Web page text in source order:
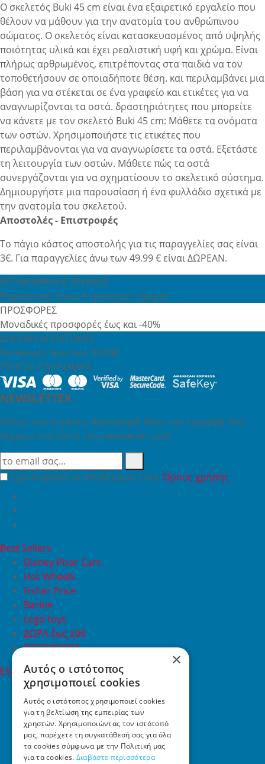
Ο σκελετός Buki 45 cm είναι ένα εξαιρετικό εργαλείο που
θέλουν να μάθουν για την ανατομία του ανθρώπινου
σώματος. Ο σκελετός είναι κατασκευασμένος από υψηλής
ποιότητας υλικά και έχει ρεαλιστική υφή και χρώμα. Eίναι
πλήρως αρθρωμένος, επιτρέποντας στα παιδιά να τον
τοποθετήσουν σε οποιαδήποτε θέση. και περιλαμβάνει μια
βάση για να στέκεται σε ένα γραφείο και ετικέτες για να
αναγνωρίζονται τα οστά. δραστηριότητες που μπορείτε
να κάνετε με τον σκελετό Buki 45 cm: Μάθετε τα ονόματα
των οστών. Χρησιμοποιήστε τις ετικέτες που
περιλαμβάνονται για να αναγνωρίσετε τα οστά. Εξετάστε
τη λειτουργία των οστών. Μάθετε πώς τα οστά
συνεργάζονται για να σχηματίσουν το σκελετικό σύστημα.
Δημιουργήστε μια παρουσίαση ή ένα φυλλάδιο σχετικά με
την ανατομία του σκελετού.
Αποστολές - Επιστροφές
Το πάγιο κόστος αποστολής για τις παραγγελίες σας είναι
3€. Για παραγγελίες άνω των 49.99 € είναι ΔΩΡΕΑΝ.
ΕΚΤΙΜΩΜΕΝΟΣ ΧΡΟΝΟΣ
Παράδοσης 3 έως 6 εργάσιμες ημέρες
ΠΡΟΣΦΟΡΕΣ
Μοναδικές προσφορές έως και -40%
ΔΩΡΕΑΝ ΑΠΟΣΤΟΛΕΣ
Για Αγορές Άνω των 49,99€
ΤΡΟΠΟΙ ΠΛΗΡΩΜΗΣ
NEWSLETTER
Θέλεις να μη χάνεις προσφορά; Κάνε την εγγραφή σου
σήμερα στη λίστα του newsletter μας!
Έχω διαβάσει κι αποδέχομαι τουςΌρους χρήσης
Best Sellers
Disney Pixar Cars
Hot Wheels
Fisher Price
Barbie
Lego toys
ΔΩΡΑ έως 20€
ΠΡΟΣΦΟΡΕΣ
Εξυπηρέτηση Πελατών
Εξυπηρέτηση πελατών
Συχνές ερωτήσεις
Όροι χρήσης
Τρόποι Πληρωμής
Επιστροφές
Επικοινωνία
×
Αυτός ο ιστότοπος
χρησιμοποιεί cookies
Αυτός ο ιστότοπος χρησιμοποιεί cookies
για τη βελτίωση της εμπειρίας των
χρηστών. Χρησιμοποιώντας τον ιστότοπό
μας, παρέχετε τη συγκατάθεσή σας για όλα
τα cookies σύμφωνα με την Πολιτική μας
για τα cookies. Διαβάστε περισσότερα